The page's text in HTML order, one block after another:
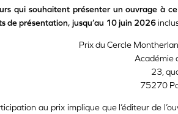
qui souhaitent présenter un ouvrage à
de présentation, jusqu’au 10 juin 2026
Prix du Cercle
Académie
23,
75270
au prix implique que l’éditeur de